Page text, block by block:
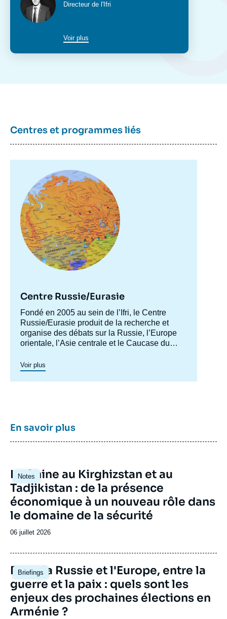
Intitulé
Directeur de l'Ifri
Voir plus
Centres et programmes liés
principale
Centre Russie/Eurasie
Accroche
centre
Fondé en 2005 au sein de l’Ifri, le Centre
Russie/Eurasie produit de la recherche et
organise des débats sur la Russie, l’Europe
orientale, l’Asie centrale et le Caucase du
d'anticiper l'évolution de cette zone
géographique complexe en pleine mutation
pour enrichir le débat public en France et en
Voir plus
En savoir plus
Notes
Image
principale
La Chine au Kirghizstan et au
Tadjikistan : de la présence
économique à un nouveau rôle dans
le domaine de la sécurité
Date
publication
06 juillet 2026
Briefings
Image
principale
Entre la Russie et l'Europe, entre la
guerre et la paix : quels sont les
enjeux des prochaines élections en
Arménie ?